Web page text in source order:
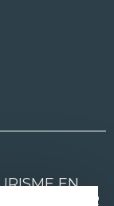
EN
D'ARMOR